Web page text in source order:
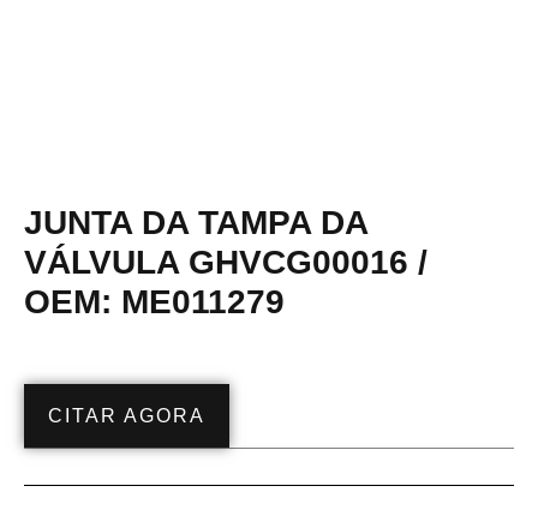
JUNTA DA TAMPA DA
VÁLVULA GHVCG00016 /
OEM: ME011279
CITAR AGORA